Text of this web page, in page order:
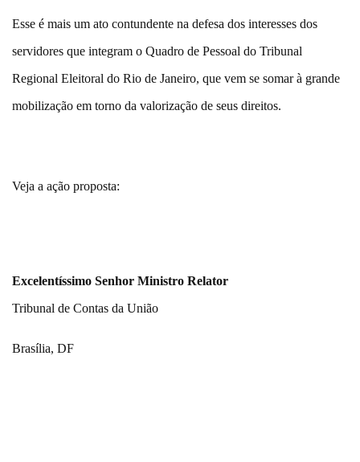
Esse é mais um ato contundente na defesa dos interesses dos
servidores que integram o Quadro de Pessoal do Tribunal
Regional Eleitoral do Rio de Janeiro, que vem se somar à grande
mobilização em torno da valorização de seus direitos.
Veja a ação proposta:
Excelentíssimo Senhor Ministro Relator
Tribunal de Contas da União
Brasília, DF